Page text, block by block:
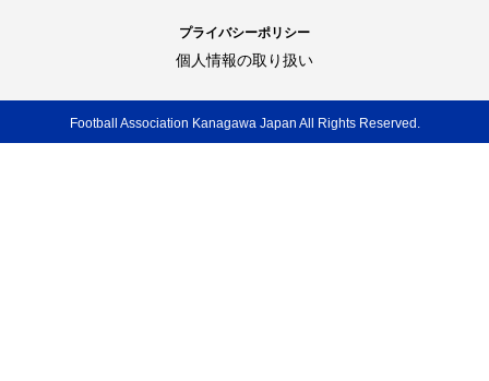
プライバシーポリシー
個人情報の取り扱い
Football Association Kanagawa Japan All Rights Reserved.